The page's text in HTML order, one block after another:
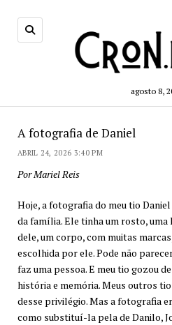
agosto 8,
A fotografia de Daniel
ABRIL 24, 2026 3:40 PM
Por Mariel Reis
Hoje, a fotografia do meu tio
da família. Ele tinha um rosto, uma
dele, um corpo, com muitas
escolhida por ele. Pode não
faz uma pessoa. E meu tio gozou
história e memória. Meus outros
desse privilégio. Mas a fotografia
como substituí-la pela de Danilo,